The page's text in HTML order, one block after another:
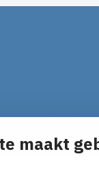
maakt
alerts in je